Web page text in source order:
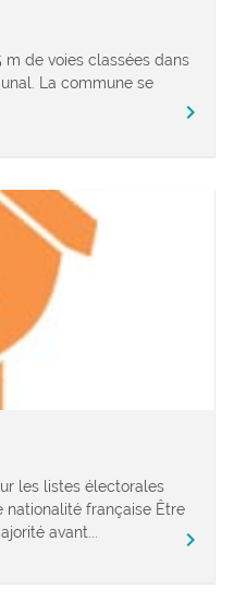
m de voies classées dans
La commune se
chevron_right
les listes électorales
nationalité française Être
avant...
chevron_right